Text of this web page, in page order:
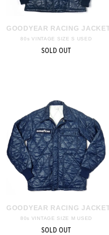
GOODYEAR RACING JACKET
80s VINTAGE SIZE S USED
SOLD OUT
GOODYEAR RACING
80s VINTAGE SIZE M USED
SOLD OUT